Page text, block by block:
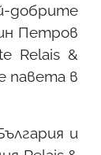
добрите
Петров
Relais &
павета в
и